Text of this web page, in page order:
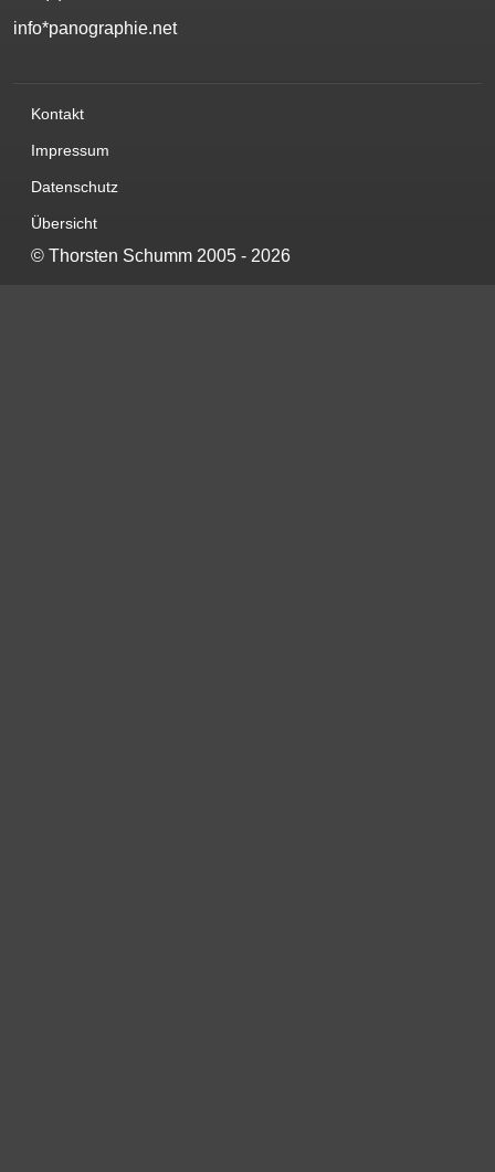
info*panographie.net
Kontakt
Impressum
Datenschutz
Übersicht
© Thorsten Schumm 2005 - 2026